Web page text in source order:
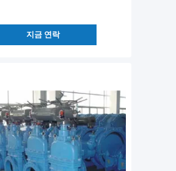
지금 연락